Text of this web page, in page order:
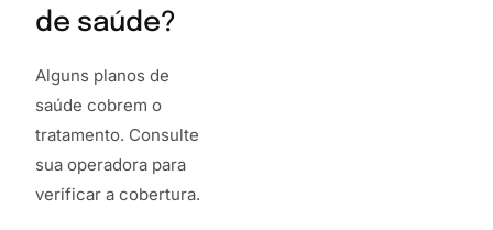
de saúde?
Alguns planos de
saúde cobrem o
tratamento. Consulte
sua operadora para
verificar a cobertura.